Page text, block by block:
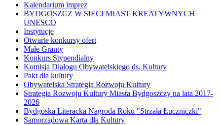
Kalendarium imprez
BYDGOSZCZ W SIECI MIAST KREATYWNYCH
UNESCO
Instytucje
Otwarte konkursy ofert
Małe Granty
Konkurs Stypendialny
Komisja Dialogu Obywatelskiego ds. Kultury
Pakt dla kultury
Obywatelska Strategia Rozwoju Kultury
Strategia Rozwoju Kultury Miasta Bydgoszczy na lata 2017-
2026
Bydgoska Literacka Nagroda Roku "Strzała Łuczniczki"
Samorządowa Karta dla Kultury